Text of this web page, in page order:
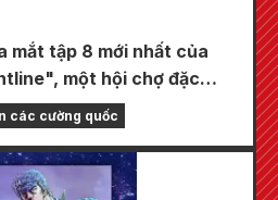
mắt tập 8 mới nhất của
một hội chợ đặc
tại các cửa hàng
bắt đầu từ ngày 20
nhận được một tấm
biệt (tổng cộng 4 loại)!
các cường quốc